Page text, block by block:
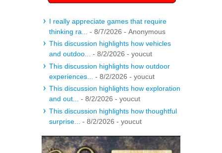
I really appreciate games that require
thinking ra...
- 8/7/2026 - Anonymous
This discussion highlights how vehicles
and outdoo...
- 8/2/2026 - youcut
This discussion highlights how outdoor
experiences...
- 8/2/2026 - youcut
This discussion highlights how exploration
and out...
- 8/2/2026 - youcut
This discussion highlights how thoughtful
surprise...
- 8/2/2026 - youcut